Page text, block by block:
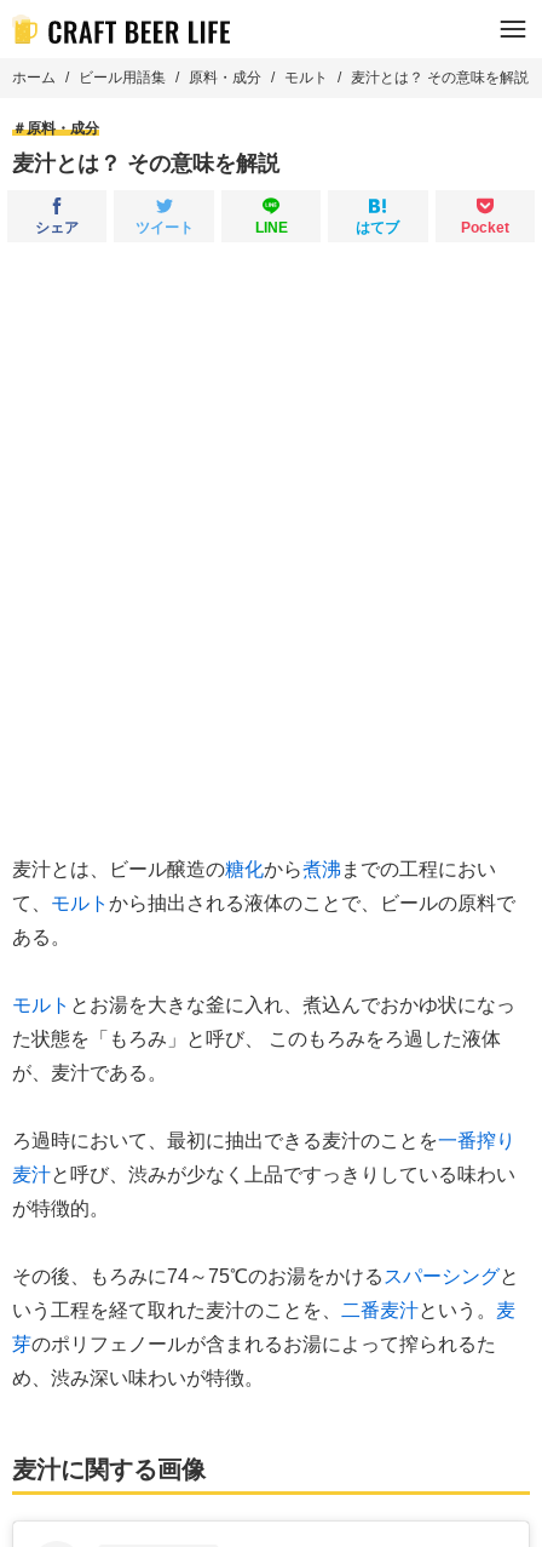
ホーム ビール用語集 原料・成分 モルト 麦汁とは？ その意味を解説
原料・成分
麦汁とは？ その意味を解説
シェア ツイート LINE はてブ Pocket
麦汁とは、ビール醸造の糖化から煮沸までの工程におい
て、 モルト から抽出される液体のことで、ビールの原料で
ある。
モルト とお湯を大きな釜に入れ、煮込んでおかゆ状になっ
た状態を「もろみ」と呼び、 このもろみをろ過した液体
が、麦汁である。
ろ過時において、最初に抽出できる麦汁のことを一番搾り
麦汁と呼び、渋みが少なく上品ですっきりしている味わい
が特徴的。
その後、もろみに74～75℃のお湯をかける スパーシングと
いう工程を経て取れた麦汁のことを、
二番麦汁という。 麦
芽のポリフェノールが含まれるお湯によって搾られるた
め、渋み深い味わいが特徴。
麦汁に関する画像